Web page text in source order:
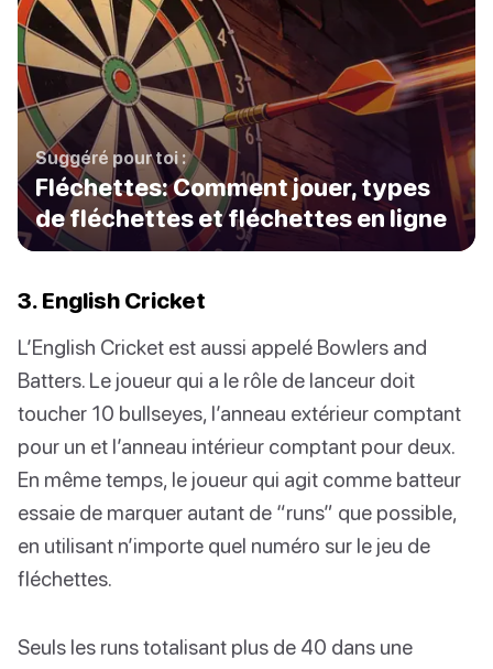
Suggéré pour toi :
Fléchettes: Comment jouer, types
de fléchettes et fléchettes en ligne
3. English Cricket
L’English Cricket est aussi appelé Bowlers and
Batters. Le joueur qui a le rôle de lanceur doit
toucher 10 bullseyes, l’anneau extérieur comptant
pour un et l’anneau intérieur comptant pour deux.
En même temps, le joueur qui agit comme batteur
essaie de marquer autant de “runs” que possible,
en utilisant n’importe quel numéro sur le jeu de
fléchettes.
Seuls les runs totalisant plus de 40 dans une